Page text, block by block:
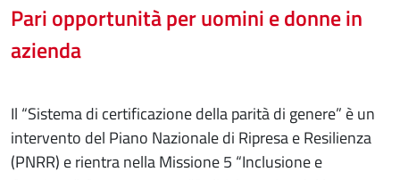
Pari opportunità per uomini e donne in
azienda
Il “Sistema di certificazione della parità di genere” è un
intervento del Piano Nazionale di Ripresa e Resilienza
(PNRR) e rientra nella Missione 5 “Inclusione e